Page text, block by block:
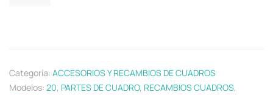
Categoría: ACCESORIOS Y RECAMBIOS DE CUADROS
Modelos: 20, PARTES DE CUADRO, RECAMBIOS CUADROS,